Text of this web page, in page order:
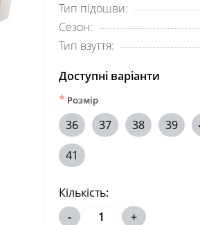
Тип підошви:
Сезон:
Тип взуття:
Доступні варіанти
* Розмір
36 37 38 39
41
Кількість:
-
+